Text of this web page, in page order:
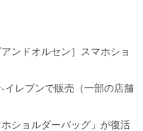
ンドオルセン］スマホショ
レブンで販売（一部の店舗
ショルダーバッグ」が復活